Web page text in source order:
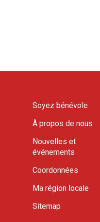
Soyez bénévole
À propos de nous
Nouvelles et
événements
Coordonnées
Ma région locale
Sitemap